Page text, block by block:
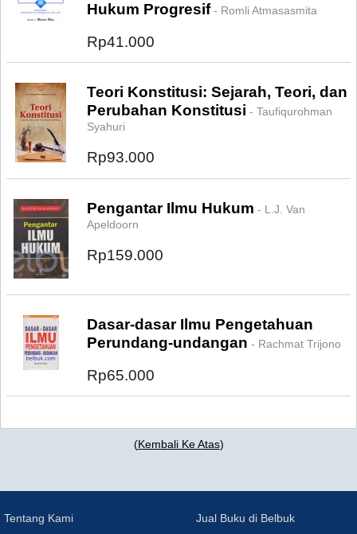
Hukum Progresif- Romli Atmasasmita
Rp41.000
Teori Konstitusi: Sejarah, Teori, dan
Perubahan Konstitusi - Taufiqurohman
Syahuri
Rp93.000
Pengantar Ilmu Hukum - L.J. Van
Apeldoorn
Rp159.000
Dasar-dasar Ilmu Pengetahuan
Perundang-undangan - Rachmat Trijono
Rp65.000
(Kembali Ke Atas)
Tentang Kami Jual Buku di Belbuk